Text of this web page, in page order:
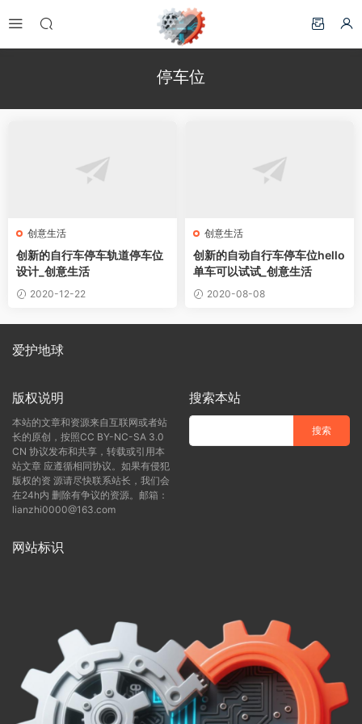
停车位
创意生活
创新的自行车停车轨道停车位
设计_创意生活
2020-12-22
创意生活
创新的自动自行车停车位hello
单车可以试试_创意生活
2020-08-08
爱护地球
版权说明
本站的文章和资源来自互联网或者站
长的原创，按照CC BY-NC-SA 3.0
CN 协议发布和共享，转载或引用本
站文章 应遵循相同协议。如果有侵犯
版权的资 源请尽快联系站长，我们会
在24h内 删除有争议的资源。邮箱：
lianzhi0000@163.com
搜索本站
网站标识